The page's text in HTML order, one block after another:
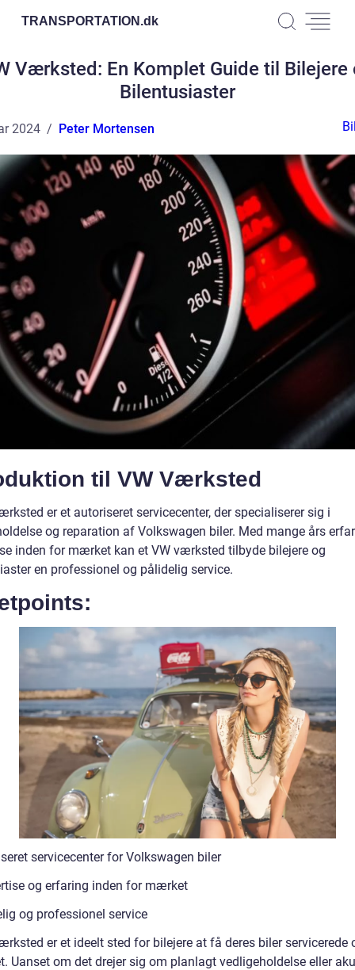
TRANSPORTATION.dk
Værksted: En Komplet Guide til Bilejere
Bilentusiaster
2024 Peter Mortensen
til VW Værksted
er et autoriseret servicecenter, der specialiserer sig i
og reparation af Volkswagen biler. Med mange års
inden for mærket kan et VW værksted tilbyde bilejere og
en professionel og pålidelig service.
servicecenter for Volkswagen biler
og erfaring inden for mærket
og professionel service
er et ideelt sted for bilejere at få deres biler servicerede
Uanset om det drejer sig om planlagt vedligeholdelse eller